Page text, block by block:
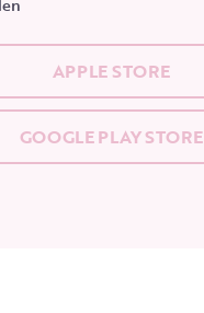
APPLE STORE
GOOGLE PLAY STORE